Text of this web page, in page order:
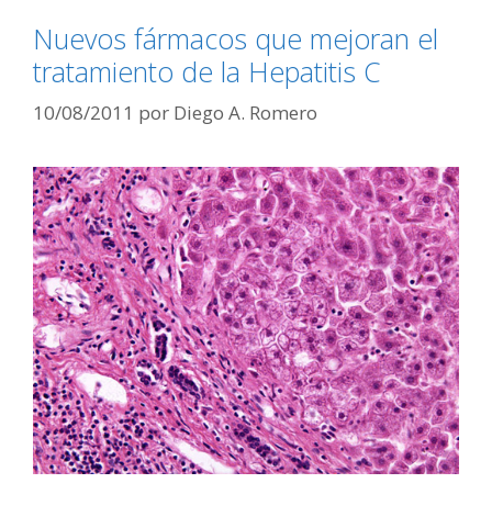
Nuevos fármacos que mejoran el
tratamiento de la Hepatitis C
10/08/2011 por Diego A. Romero